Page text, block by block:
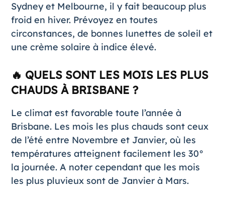
Sydney et Melbourne, il y fait beaucoup plus
froid en hiver. Prévoyez en toutes
circonstances, de bonnes lunettes de soleil et
une crème solaire à indice élevé.
🔥 QUELS SONT LES MOIS LES PLUS
CHAUDS À BRISBANE ?
Le climat est favorable toute l’année à
Brisbane. Les mois les plus chauds sont ceux
de l’été entre Novembre et Janvier, où les
températures atteignent facilement les 30°
la journée. A noter cependant que les mois
les plus pluvieux sont de Janvier à Mars.